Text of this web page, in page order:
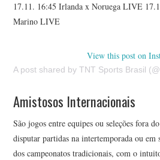
17.11. 16:45 Irlanda x Noruega LIVE
Marino LIVE
View this post on
A post shared by TNT Sports Brasil
Amistosos Internacionais
São jogos entre equipes ou seleções fora
disputar partidas na intertemporada ou em
dos campeonatos tradicionais, com o